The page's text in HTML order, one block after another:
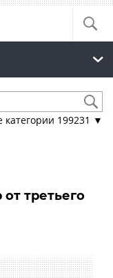
категории 199231 ▼
третьего